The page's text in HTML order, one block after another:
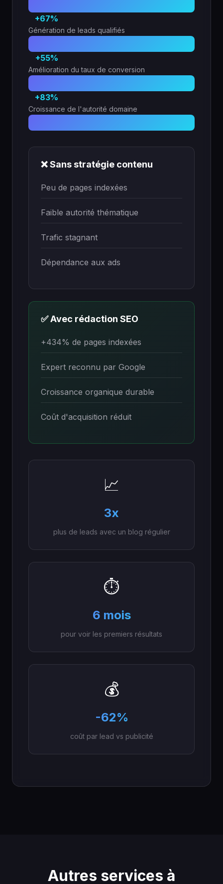
Génération de leads qualifiés
+67%
Amélioration du taux de conversion
+55%
Croissance de l'autorité domaine
+83%
❌ Sans stratégie contenu
Peu de pages indexées
Faible autorité thématique
Trafic stagnant
Dépendance aux ads
✅ Avec rédaction SEO
+434% de pages indexées
Expert reconnu par Google
Croissance organique durable
Coût d'acquisition réduit
📈
3x
plus de leads avec un blog régulier
⏱️
6 mois
pour voir les premiers résultats
💰
-62%
coût par lead vs publicité
Autres services à